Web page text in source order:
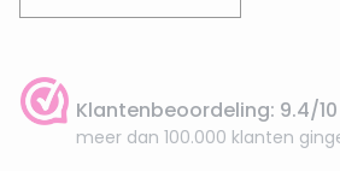
Klantenbeoordeling: 9.4/10
meer dan 100.000 klanten